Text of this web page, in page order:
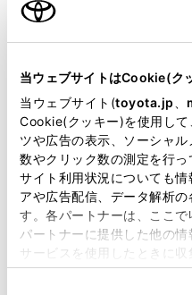
当ウェブサイトはCookie(ク
当ウェブサイト(toyota.jp
Cookie(クッキー)を使用し
ツや広告の表示、ソーシャ
数やクリック数の測定を行
サイト利用状況についても
アや広告配信、データ解析
す。各パートナーは、ここ
パートナーに提供した他の
サービスを使用したときに
使用することがあります。
市区町村名
必須 丁目番地
建物名